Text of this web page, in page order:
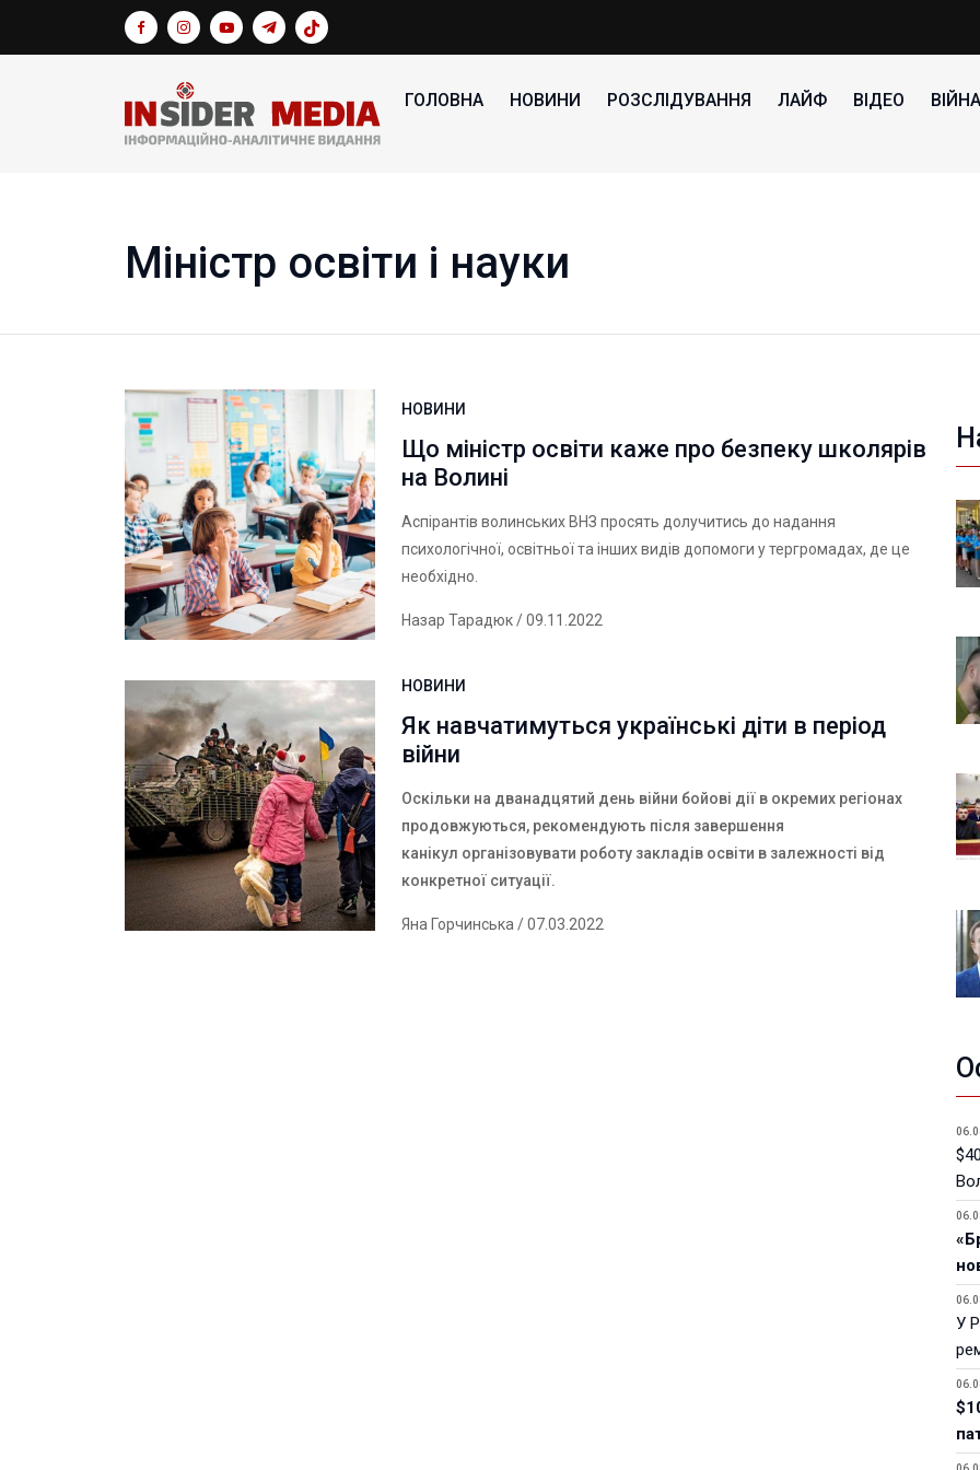
ГОЛОВНА НОВИНИ РОЗСЛІДУВАННЯ ЛАЙФ ВІДЕО
Міністр освіти і науки
НОВИНИ
Що міністр освіти каже про безпеку школярів
на Волині
Аспірантів волинських ВНЗ просять долучитись до надання
психологічної, освітньої та інших видів допомоги у тергромадах, де це
необхідно.
Назар Тарадюк/ 09.11.2022
НОВИНИ
Як навчатимуться українські діти в період
війни
Оскільки на дванадцятий день війни бойові дії в окремих регіонах
продовжуються, рекомендують після завершення
канікул організовувати роботу закладів освіти в залежності від
конкретної ситуації.
Яна Горчинська/ 07.03.2022
У